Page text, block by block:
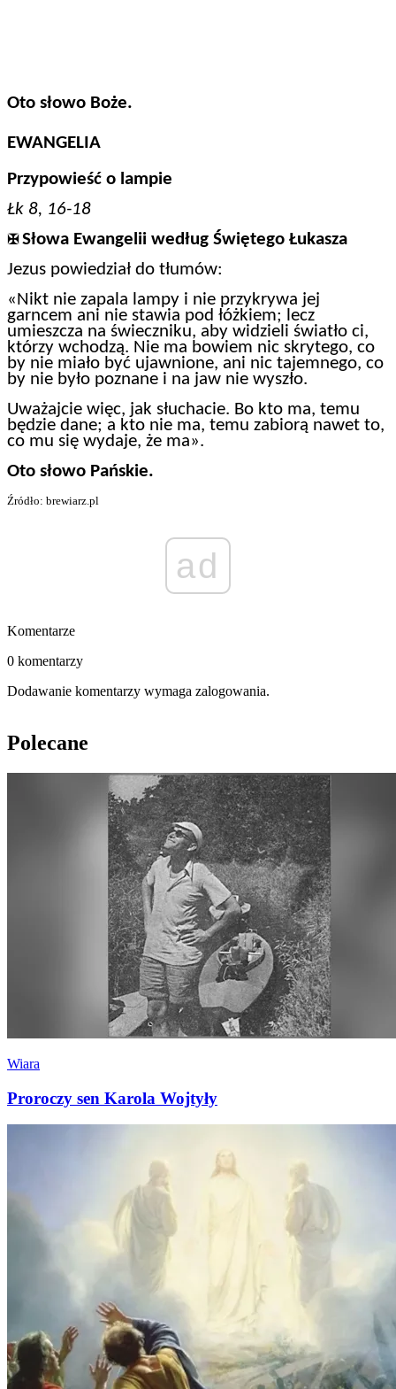
Oto słowo Boże.
EWANGELIA
Przypowieść o lampie
Łk 8, 16-18
✠ Słowa Ewangelii według Świętego Łukasza
Jezus powiedział do tłumów:
«Nikt nie zapala lampy i nie przykrywa jej
garncem ani nie stawia pod łóżkiem; lecz
umieszcza na świeczniku, aby widzieli światło ci,
którzy wchodzą. Nie ma bowiem nic skrytego, co
by nie miało być ujawnione, ani nic tajemnego, co
by nie było poznane i na jaw nie wyszło.
Uważajcie więc, jak słuchacie. Bo kto ma, temu
będzie dane; a kto nie ma, temu zabiorą nawet to,
co mu się wydaje, że ma».
Oto słowo Pańskie.
Źródło: brewiarz.pl
ad
Komentarze
0 komentarzy
Dodawanie komentarzy wymaga zalogowania.
Polecane
Wiara
Proroczy sen Karola Wojtyły